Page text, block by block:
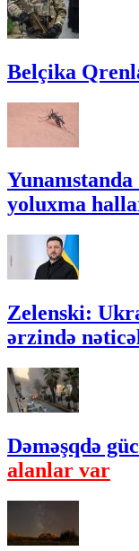
Belçika
yoluxma
Zelenski:
ərzində
Dəməşqdə
alanlar var